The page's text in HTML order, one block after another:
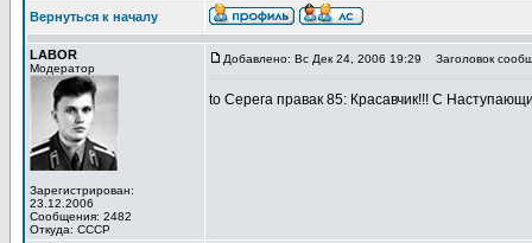
Вернуться к началу
LABOR
Модератор
Зарегистрирован:
23.12.2006
Сообщения: 2482
Откуда: СССР
Добавлено: Вс Дек 24, 2006 19:29 Заголовок
to Серега правак 85: Красавчик!!! С